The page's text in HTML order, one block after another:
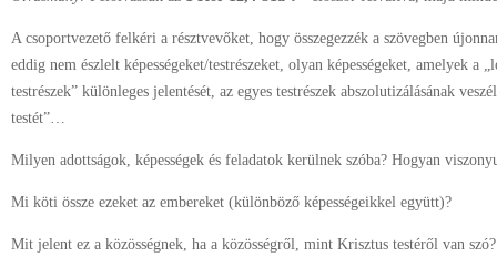
A csoportvezető felkéri a résztvevőket, hogy összegezzék a szövegben
eddig nem észlelt képességeket/testrészeket, olyan képességeket, amelyek a
testrészek” különleges jelentését, az egyes testrészek abszolutizálásának
testét”…
Milyen adottságok, képességek és feladatok kerülnek szóba? Hogyan
Mi köti össze ezeket az embereket (különböző képességeikkel együtt)?
Mit jelent ez a közösségnek, ha a közösségről, mint Krisztus testéről van szó?